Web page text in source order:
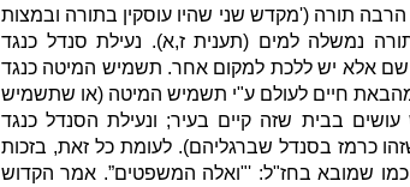
הרבה תורה('מקדש שני שהיו עוסקין בתורה ובמצות
נמשלה למים (תענית ז,א). נעילת סנדל כנגד
אלא יש ללכת למקום אחר. תשמיש המיטה כנגד
חיים לעולם ע"י תשמיש המיטה (או שתשמיש
בבית שזה קיים בעיר; ונעילת הסנדל כנגד
כרמז בסנדל שברגליהם).לעומת כל זאת, בזכות
כמו שמובא בחז"ל: '"ואלה המשפטים”. אמר הקדוש